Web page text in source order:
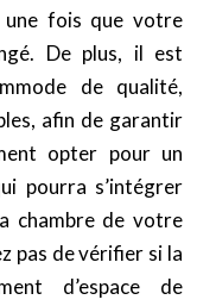
une fois que votre
De plus, il est
de qualité,
afin de garantir
opter pour un
pourra s’intégrer
chambre de votre
pas de vérifier si la
d’espace de